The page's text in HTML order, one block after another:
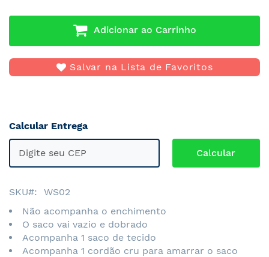
Adicionar ao Carrinho
Salvar na Lista de Favoritos
Calcular Entrega
SKU
WS02
Não acompanha o enchimento
O saco vai vazio e dobrado
Acompanha 1 saco de tecido
Acompanha 1 cordão cru para amarrar o saco